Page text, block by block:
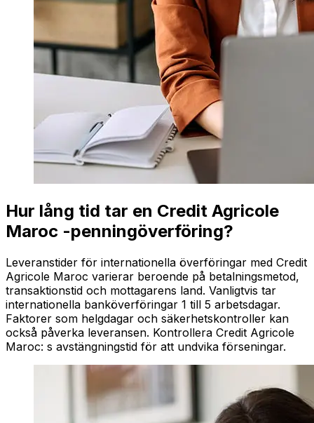
Hur lång tid tar en Credit Agricole
Maroc -penningöverföring?
Leveranstider för internationella överföringar med Credit
Agricole Maroc varierar beroende på betalningsmetod,
transaktionstid och mottagarens land. Vanligtvis tar
internationella banköverföringar 1 till 5 arbetsdagar.
Faktorer som helgdagar och säkerhetskontroller kan
också påverka leveransen. Kontrollera Credit Agricole
Maroc: s avstängningstid för att undvika förseningar.